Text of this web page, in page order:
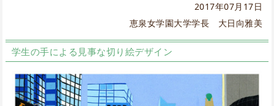
2017年07月17日
恵泉女学園大学学長 大日向雅美
学生の手による見事な切り絵デザイン